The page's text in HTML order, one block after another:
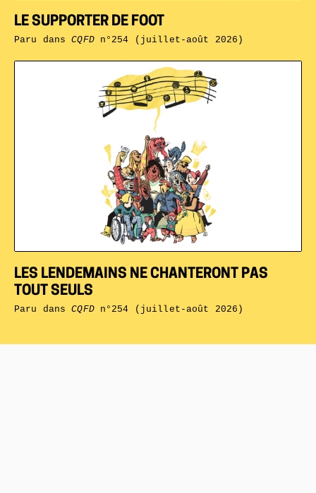
LES LENDEMAINS NE CHANTERONT PAS
TOUT SEULS
Paru dansCQFDn°254 (juillet-août 2026)
LE SUPPORTER DE FOOT
Paru dansCQFDn°254 (juillet-août 2026)